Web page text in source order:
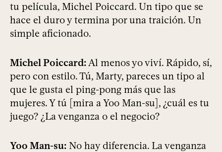
tu película, Michel Poiccard. Un tipo que se
hace el duro y termina por una traición. Un
simple aficionado.
Michel Poiccard:Al menos yo viví. Rápido, sí,
pero con estilo. Tú, Marty, pareces un tipo al
que le gusta el ping-pong más que las
mujeres. Y tú [mira a Yoo Man-su], ¿cuál es tu
juego? ¿La venganza o el negocio?
Yoo Man-su: No hay diferencia. La venganza